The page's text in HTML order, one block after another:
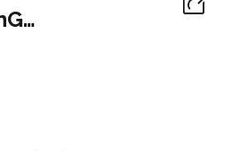
BasvanGeffen